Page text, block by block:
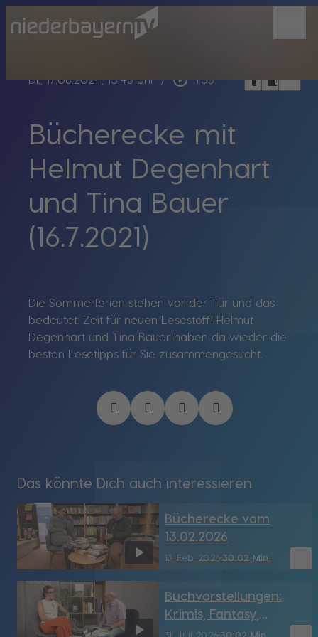
Di., 17.08.2021, 13:46 Uhr / play_circle_outline 11:35 headphoneschrome_reader_modebookmark_border
Bücherecke mit
Helmut Degenhart
und Tina Bauer
(16.7.2021)
Die Sommerferien stehen vor der Tür und das
bedeutet: Zeit für neuen Lesestoff! Helmut
Degenhart und Tina Bauer haben da wieder die
besten Lesetipps für Sie zusammengesucht.
Das könnte Dich auch interessieren
13. Feb. 202630:02 Min.
Bücherecke vom
13.02.2026
31. Juli 202630:02 Min.
Buchvorstellungen:
Krimis, Fantasy,
Geschichte & mehr